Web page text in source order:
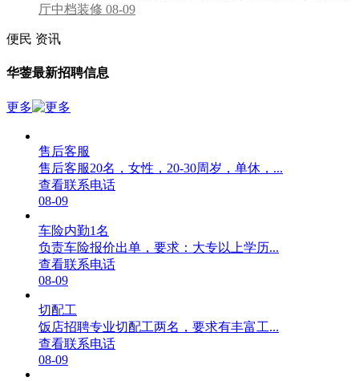
厅中档装修 08-09
便民 资讯
华蓥最新招聘信息
更多
售后客服
售后客服20名，女性，20-30周岁，单休，...
查看联系电话
08-09
车险内勤1名
负责车险报价出单，要求：大专以上学历...
查看联系电话
08-09
切配工
饭店招聘专业切配工两名，要求有丰富工...
查看联系电话
08-09